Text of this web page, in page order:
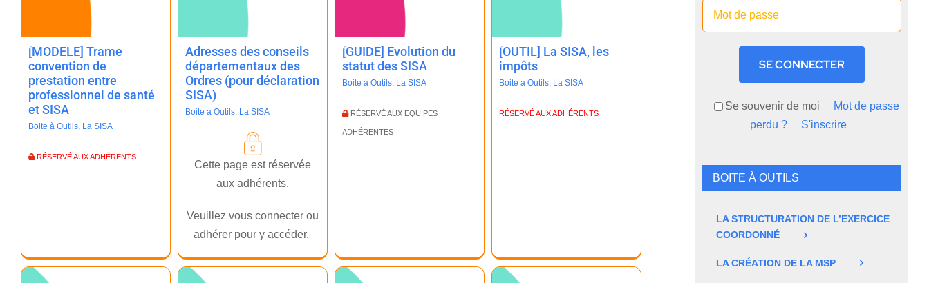
[MODELE] Trame
convention de
prestation entre
professionnel de santé
et SISA
Boite à Outils, La SISA
RÉSERVÉ AUX ADHÉRENTS
Adresses des conseils
départementaux des
Ordres (pour déclaration
SISA)
Boite à Outils, La SISA
Cette page est réservée
aux adhérents.
Veuillez vous connecter ou
adhérer pour y accéder.
[GUIDE] Evolution du
statut des SISA
Boite à Outils, La SISA
RÉSERVÉ AUX EQUIPES
ADHÉRENTES
[OUTIL] La SISA, les
impôts
Boite à Outils, La SISA
RÉSERVÉ AUX ADHÉRENTS
SE CONNECTER
Se souvenir de moi
Mot de passe
perdu ?
S'inscrire
BOITE À OUTILS
LA STRUCTURATION DE L’EXERCICE
COORDONNÉ
LA CRÉATION DE LA MSP